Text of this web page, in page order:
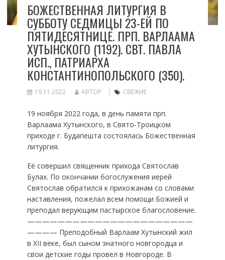
БОЖЕСТВЕННАЯ ЛИТУРГИЯ В
СУББОТУ СЕДМИЦЫ 23-ЕЙ ПО
ПЯТИДЕСЯТНИЦЕ. ПРП. ВАРЛААМА
ХУТЫНСКОГО (1192). СВТ. ПАВЛА
ИСП., ПАТРИАРХА
КОНСТАНТИНОПОЛЬСКОГО (350).
19.11.2022 АВТОР СВЕЖИЕ
19 ноября 2022 года, в день памяти прп.
Варлаама Хутынского, в Свято-Троицком
приходе г. Будапешта состоялась Божественная
литургия.
Её совершил священник прихода Святослав
Булах. По окончании богослужения иерей
Святослав обратился к прихожанам со словами
наставления, пожелал всем помощи Божией и
преподал верующим пастырское благословение.
——————————————————————
———— Преподобный Варлаам Хутынский жил
в XII веке, был сыном знатного новгородца и
свои детские годы провел в Новгороде. В